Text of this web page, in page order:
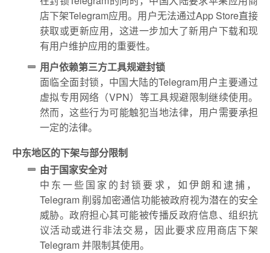
店下架Telegram应用。用户无法通过App Store直接
获取或更新应用，这进一步加大了新用户下载和现
有用户维护应用的重要性。
用户依赖第三方工具规避封锁
面临全面封锁，中国大陆的Telegram用户主要通过
虚拟专用网络（VPN）等工具规避限制继续使用。
然而，这些行为可能触犯当地法律，用户需要承担
一定的法律。
中东地区的下架与部分限制
由于国家安全对
中东一些国家的封锁要求，如伊朗和逮捕，
Telegram 削弱加密通信功能被政府视为潜在的安全
威胁。政府担心其可能被传播反政府信息、组织抗
议活动或进行非法交易，因此要求应用商店下架
Telegram 并限制其使用。